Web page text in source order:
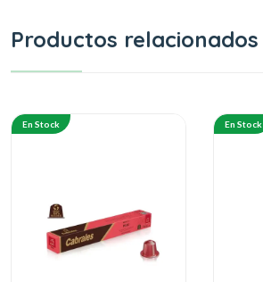
Productos relacionados
En Stock En Stock